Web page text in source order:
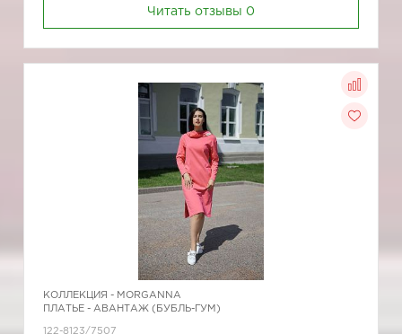
Читать отзывы 0
КОЛЛЕКЦИЯ - MORGANNA
ПЛАТЬЕ - АВАНТАЖ (БУБЛЬ-ГУМ)
122-8123/7507